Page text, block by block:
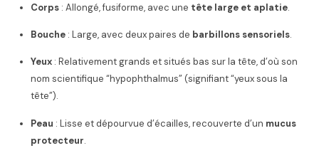
Corps : Allongé, fusiforme, avec une tête large et aplatie.
Bouche : Large, avec deux paires de barbillons sensoriels.
Yeux : Relativement grands et situés bas sur la tête, d’où son
nom scientifique “hypophthalmus” (signifiant “yeux sous la
tête”).
Peau : Lisse et dépourvue d’écailles, recouverte d’un mucus
protecteur.